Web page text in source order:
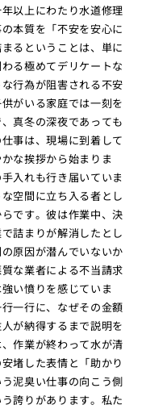
以上にわたり水道修理
本質を「不安を安心に
るということは、単に
る極めてデリケートな
行為が阻害される不安
がいる家庭では一刻を
真冬の深夜であっても
事は、現場に到着して
な挨拶から始まりま
入れも行き届いていま
空間に立ち入る者とし
です。彼は作業中、決
詰まりが解消したとし
原因が潜んでいないか
な業者による不当請求
い憤りを感じていま
一行に、なぜその金額
が納得するまで説明を
作業が終わって水が清
堵した表情と「助かり
泥臭い仕事の向こう側
誇りがあります。私た